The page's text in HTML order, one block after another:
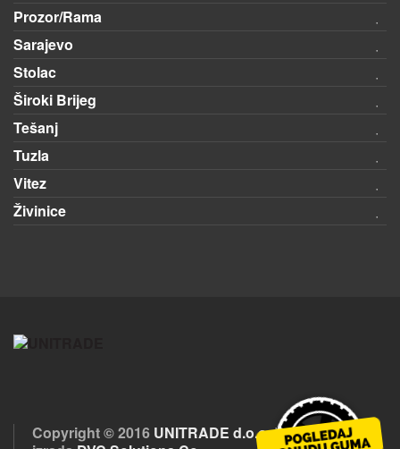
Prozor/Rama
Sarajevo
Stolac
Široki Brijeg
Tešanj
Tuzla
Vitez
Živinice
Copyright © 2016 UNITRADE d.o.o.| Optimizacija i